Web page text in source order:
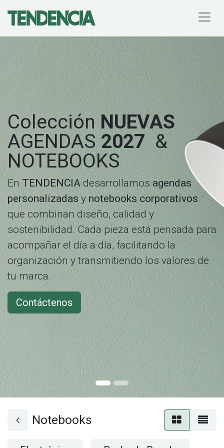
Colección NUEVAS
AGENDAS2027 &
NOTEBOOKS
En TENDENCIA desarrollamos agendas
personalizadas y notebooks corporativos
que combinan diseño, calidad y
sostenibilidad. Cada pieza está pensada para
acompañar el día a día, facilitando la
organización y transmitiendo los valores de
tu marca.
Contáctenos
Notebooks